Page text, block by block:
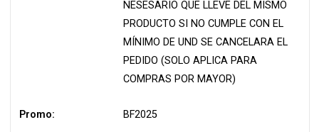
NESESARIO QUE LLEVE DEL MISMO
PRODUCTO SI NO CUMPLE CON EL
MÍNIMO DE UND SE CANCELARA EL
PEDIDO (SOLO APLICA PARA
COMPRAS POR MAYOR)
Promo: BF2025